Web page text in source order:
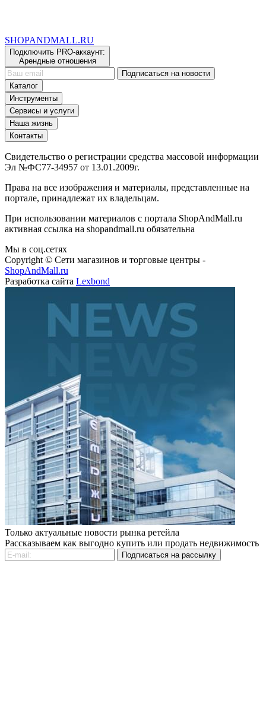
SHOPANDMALL.RU
Подключить PRO-аккаунт:
Арендные отношения
Подписаться на новости
Каталог
Инструменты
Сервисы и услуги
Наша жизнь
Контакты
Свидетельство о регистрации средства массовой информации
Эл №ФС77-34957 от 13.01.2009г.
Права на все изображения и материалы, представленные на
портале, принадлежат их владельцам.
При использовании материалов с портала ShopAndMall.ru
активная ссылка на shopandmall.ru обязательна
Мы в соц.сетях
Copyright © Сети магазинов и торговые центры -
ShopAndMall.ru
Разработка сайта Lexbond
Только актуальные новости рынка ретейла
Рассказываем как выгодно купить или продать недвижимость